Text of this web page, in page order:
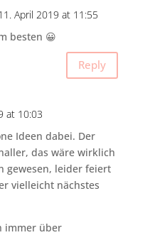
April 2019 at 11:55
besten 😀
Reply
at 10:03
Ideen dabei. Der
das wäre wirklich
gewesen, leider feiert
vielleicht nächstes
immer über